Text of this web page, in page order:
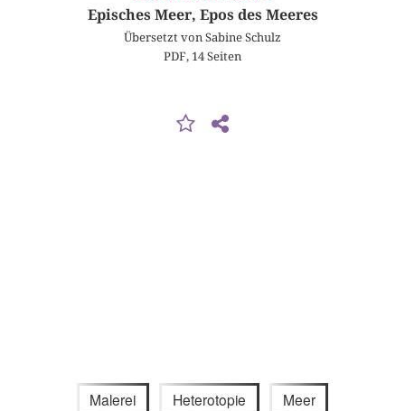
Episches Meer, Epos des Meeres
Übersetzt von Sabine Schulz
PDF, 14 Seiten
Malerei Heterotopie Meer